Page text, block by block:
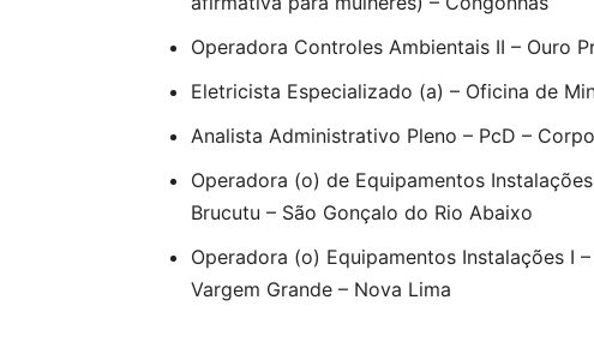
Operadora Controles Ambientais II – Ouro
Eletricista Especializado (a) – Oficina de
Analista Administrativo Pleno – PcD –
Operadora (o) de Equipamentos
Brucutu – São Gonçalo do Rio Abaixo
Operadora (o) Equipamentos Instalações I
Vargem Grande – Nova Lima